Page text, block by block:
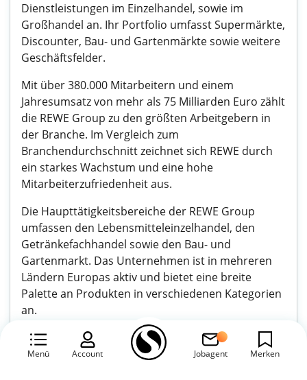
Dienstleistungen im Einzelhandel, sowie im
Großhandel an. Ihr Portfolio umfasst Supermärkte,
Discounter, Bau- und Gartenmärkte sowie weitere
Geschäftsfelder.
Mit über 380.000 Mitarbeitern und einem
Jahresumsatz von mehr als 75 Milliarden Euro zählt
die REWE Group zu den größten Arbeitgebern in
der Branche. Im Vergleich zum
Branchendurchschnitt zeichnet sich REWE durch
ein starkes Wachstum und eine hohe
Mitarbeiterzufriedenheit aus.
Die Haupttätigkeitsbereiche der REWE Group
umfassen den Lebensmitteleinzelhandel, den
Getränkefachhandel sowie den Bau- und
Gartenmarkt. Das Unternehmen ist in mehreren
Ländern Europas aktiv und bietet eine breite
Palette an Produkten in verschiedenen Kategorien
an.
Zu den häufigsten Tätigkeitsbereichen gehören
Positionen im Verkauf, in der Logistik, im Einkauf
Menü Account Jobagent Merken